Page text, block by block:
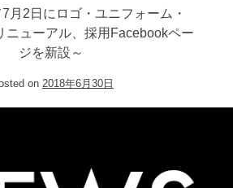
月2日にロゴ・ユニフォーム・
ニューアル、採用Facebookペー
ジを新設～
on 2018年6月30日